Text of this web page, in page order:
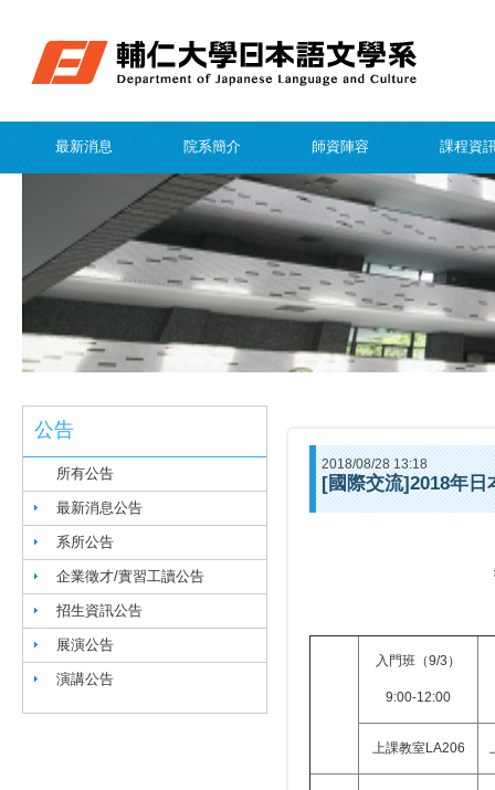
最新消息 院系簡介 師資陣容 課程資
公告
所有公告
最新消息公告
系所公告
企業徵才/實習工讀公告
招生資訊公告
展演公告
演講公告
2018/08/28 13:18
[國際交流]2018年日
入門班（9/3）
9:00-12:00
上課教室LA206